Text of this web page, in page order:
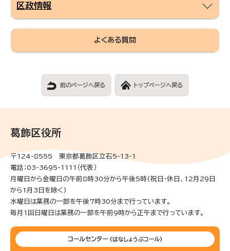
区政情報
よくある質問
前のページへ戻る トップページへ戻る
葛飾区役所
〒124-8555 東京都葛飾区立石5-13-1
電話：03-3695-1111（代表）
月曜日から金曜日の午前8時30分から午後5時(祝日・休日、12月29日
から1月3日を除く)
水曜日は業務の一部を午後7時30分まで行っています。
毎月1回日曜日は業務の一部を午前9時から正午まで行っています。
コールセンター (はなしょうぶコール)